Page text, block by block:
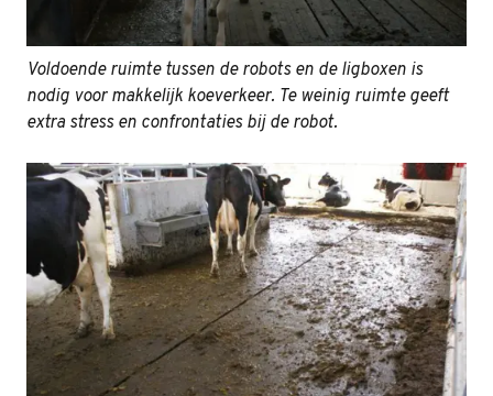
Voldoende ruimte tussen de robots en de ligboxen is
nodig voor makkelijk koeverkeer. Te weinig ruimte geeft
extra stress en confrontaties bij de robot.